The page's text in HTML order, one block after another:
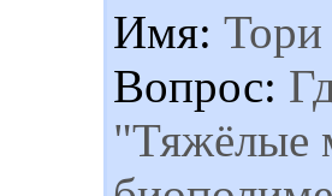
Имя: Тори
Вопрос:
"Тяжёлые